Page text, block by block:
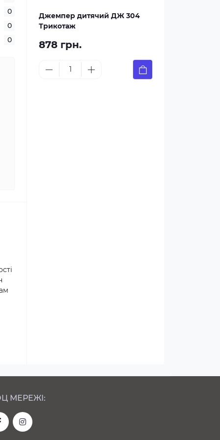
0
0
0
Джемпер дитячий ДЖ 304
Трикотаж
878 грн.
МЕРЕЖІ: